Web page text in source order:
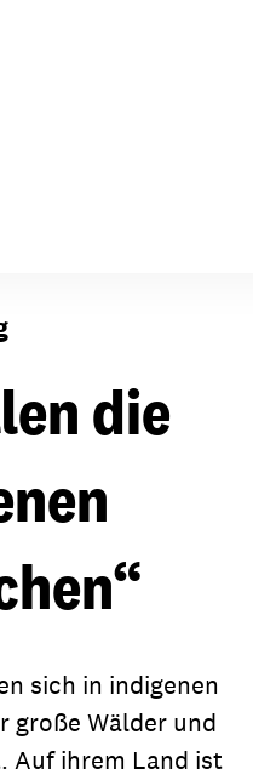
die
sich in indigenen
große Wälder und
Auf ihrem Land ist